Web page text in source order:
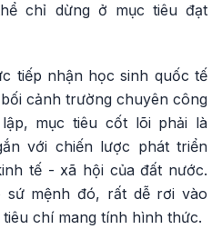
chỉ dừng ở mục tiêu đạt
tiếp nhận học sinh quốc tế
cảnh trường chuyên công
mục tiêu cốt lõi phải là
với chiến lược phát triển
tế - xã hội của đất nước.
mệnh đó, rất dễ rơi vào
chí mang tính hình thức.